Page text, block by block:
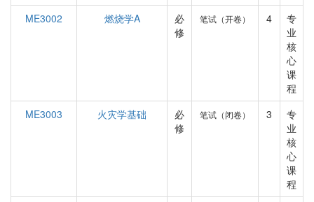
ME3002
燃烧学A
必
修
笔试（开卷） 4
专
业
核
心
课
程
ME3003
火灾学基础
必
修
笔试（闭卷） 3
专
业
核
心
课
程